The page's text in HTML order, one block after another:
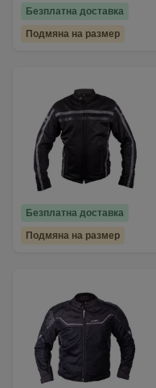
Безплатна доставка
Подмяна на размер
Безплатна доставка
Подмяна на размер